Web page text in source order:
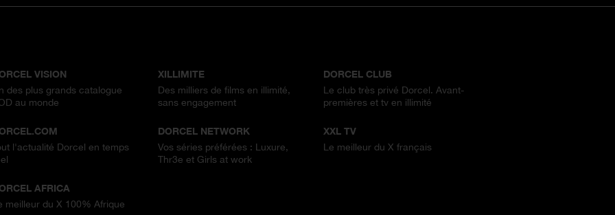
VISION
des plus grands catalogue
au monde
XILLIMITE
Des milliers de films en illimité,
sans engagement
DORCEL CLUB
Le club très privé Dorcel. Avant-
premières et tv en illimité
l'actualité Dorcel en temps
DORCEL NETWORK
Vos séries préférées : Luxure,
Thr3e et Girls at work
XXL TV
Le meilleur du X français
AFRICA
meilleur du X 100% Afrique